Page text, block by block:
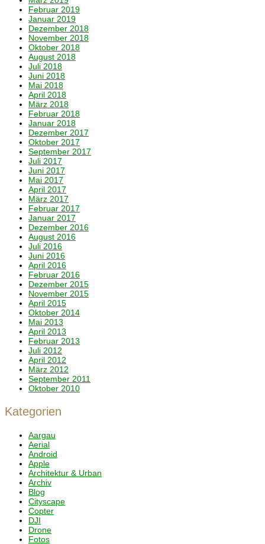
Februar 2019
Januar 2019
Dezember 2018
November 2018
Oktober 2018
August 2018
Juli 2018
Juni 2018
Mai 2018
April 2018
März 2018
Februar 2018
Januar 2018
Dezember 2017
Oktober 2017
September 2017
Juli 2017
Juni 2017
Mai 2017
April 2017
März 2017
Februar 2017
Januar 2017
Dezember 2016
August 2016
Juli 2016
Juni 2016
April 2016
Februar 2016
Dezember 2015
November 2015
April 2015
Oktober 2014
Mai 2013
April 2013
Februar 2013
Juli 2012
April 2012
März 2012
September 2011
Oktober 2010
Kategorien
Aargau
Aerial
Android
Apple
Architektur & Urban
Archiv
Blog
Cityscape
Copter
DJI
Drone
Fotos